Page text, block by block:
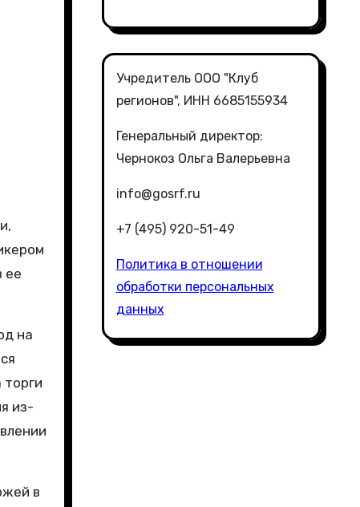
ее
на
из-
в
Учредитель ООО "Клуб
регионов", ИНН 6685155934
Генеральный директор:
Чернокоз Ольга Валерьевна
info@gosrf.ru
+7 (495) 920-51-49
Политика в отношении
обработки персональных
данных